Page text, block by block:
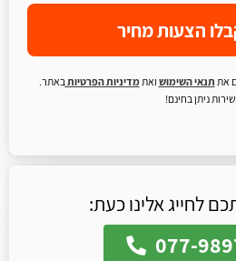
הצעות מחיר
את תנאי השימוש ואתמדיניות הפרטיותבאתר.
ניתן בחינם!
לחייג אלינו כעת:
077-